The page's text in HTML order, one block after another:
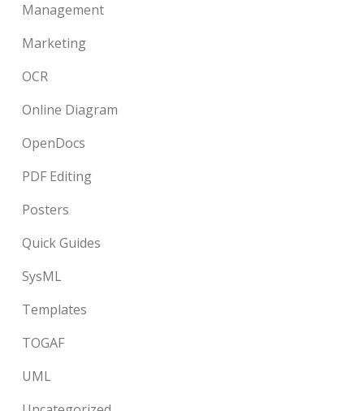
Management
Marketing
OCR
Online Diagram
OpenDocs
PDF Editing
Posters
Quick Guides
SysML
Templates
TOGAF
UML